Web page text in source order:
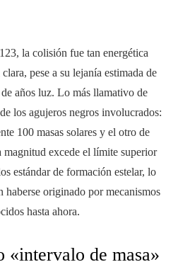
la colisión fue tan energética
pese a su lejanía estimada de
años luz. Lo más llamativo de
los agujeros negros involucrados:
100 masas solares y el otro de
magnitud excede el límite superior
estándar de formación estelar, lo
haberse originado por mecanismos
hasta ahora.
«intervalo de masa»